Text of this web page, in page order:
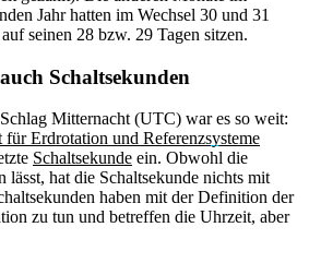
Jahr hatten im Wechsel 30 und 31
seinen 28 bzw. 29 Tagen sitzen.
Schaltsekunden
Mitternacht (UTC) war es so weit:
Erdrotation und Referenzsysteme
Schaltsekunde ein. Obwohl die
lässt, hat die Schaltsekunde nichts mit
haben mit der Definition der
zu tun und betreffen die Uhrzeit, aber